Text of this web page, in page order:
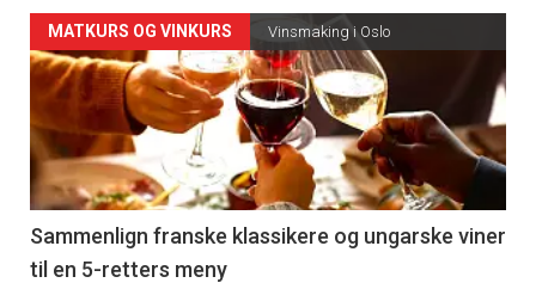
Forsiden
akkurat
nå
-
5
MATKURS OG VINKURS Vinsmaking i Oslo
Sammenlign franske klassikere og ungarske viner
til en 5-retters meny